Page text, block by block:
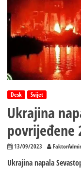
Desk Svijet
Ukrajina
povrijeđene
13/09/2023
Ukrajina napala